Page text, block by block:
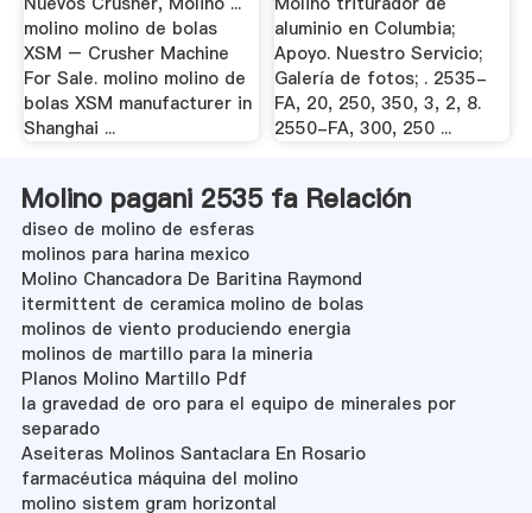
molino molino de bolas
XSM – Crusher Machine
For Sale. molino molino de
bolas XSM manufacturer in
Shanghai ...
aluminio en Columbia;
Apoyo. Nuestro Servicio;
Galería de fotos; . 2535-
FA, 20, 250, 350, 3, 2, 8.
2550-FA, 300, 250 ...
Molino pagani 2535 fa Relación
diseo de molino de esferas
molinos para harina mexico
Molino Chancadora De Baritina Raymond
itermittent de ceramica molino de bolas
molinos de viento produciendo energia
molinos de martillo para la mineria
Planos Molino Martillo Pdf
la gravedad de oro para el equipo de minerales por
separado
Aseiteras Molinos Santaclara En Rosario
farmacéutica máquina del molino
molino sistem gram horizontal